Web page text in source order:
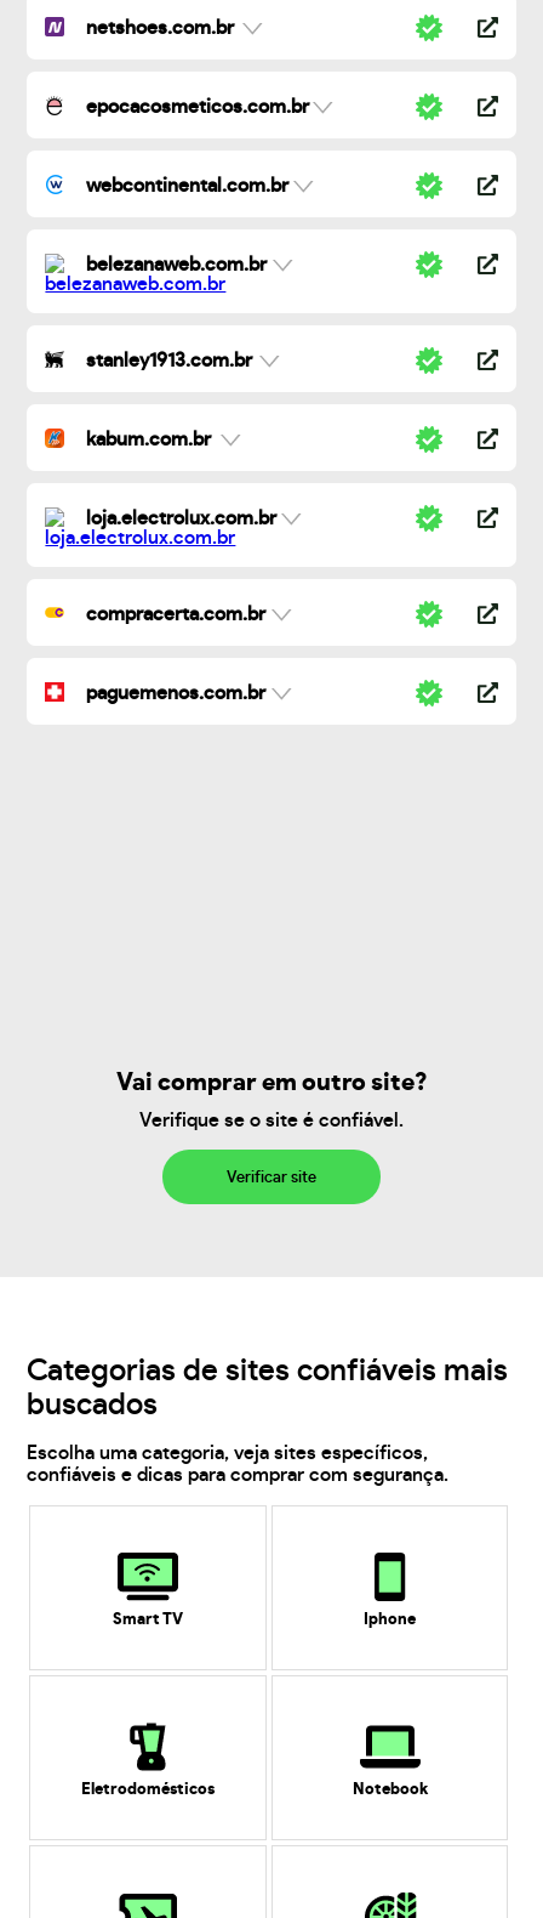
netshoes.com.br
epocacosmeticos.com.br
webcontinental.com.br
belezanaweb.com.br
stanley1913.com.br
kabum.com.br
loja.electrolux.com.br
compracerta.com.br
paguemenos.com.br
Vai comprar em outro site?
Verifique se o site é confiável.
Verificar site
Categorias de sites confiáveis mais
buscados
Escolha uma categoria, veja sites específicos,
confiáveis e dicas para comprar com segurança.
Smart TV Iphone
Eletrodomésticos Notebook